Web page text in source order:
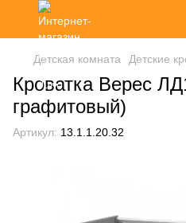
Детская комната Детские
Кроватка Верес
графитовый)
Артикул: 13.1.1.20.32